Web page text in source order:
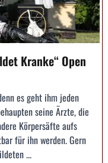
Kranke“ Open
es geht ihm jeden
seine Ärzte, die
Körpersäfte aufs
für ihn werden. Gern
...